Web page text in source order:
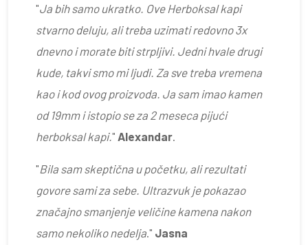
"Ja bih samo ukratko. Ove Herboksal kapi
stvarno deluju, ali treba uzimati redovno 3x
dnevno i morate biti strpljivi. Jedni hvale drugi
kude, takvi smo mi ljudi. Za sve treba vremena
kao i kod ovog proizvoda. Ja sam imao kamen
od 19mm i istopio se za 2 meseca pijući
herboksal kapi." Alexandar
"Bila sam skeptična u početku, ali rezultati
govore sami za sebe. Ultrazvuk je pokazao
značajno smanjenje veličine kamena nakon
samo nekoliko nedelja ." Jasna